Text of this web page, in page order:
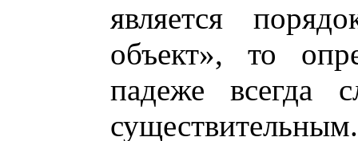
является
объект», то
падеже всегда